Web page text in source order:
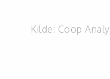
Kilde: Coop